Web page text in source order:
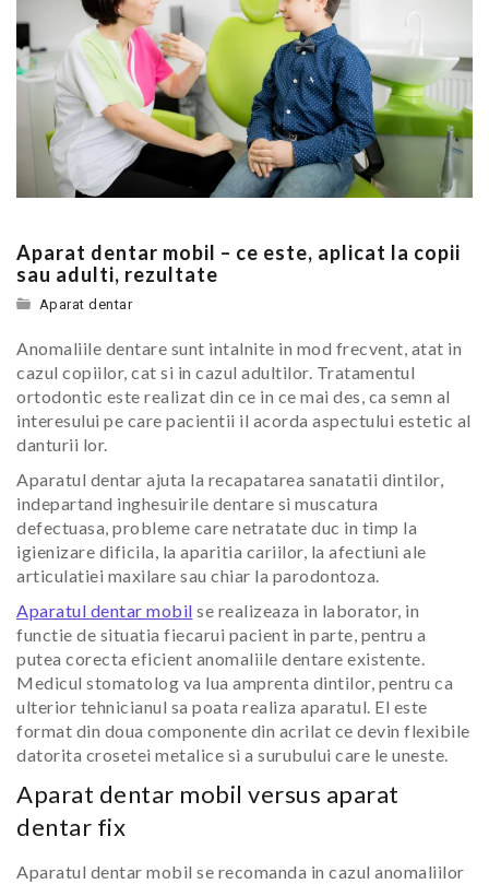
Aparat dentar mobil – ce este, aplicat la copii
sau adulti, rezultate
Aparat dentar
Anomaliile dentare sunt intalnite in mod frecvent, atat in
cazul copiilor, cat si in cazul adultilor. Tratamentul
ortodontic este realizat din ce in ce mai des, ca semn al
interesului pe care pacientii il acorda aspectului estetic al
danturii lor.
Aparatul dentar ajuta la recapatarea sanatatii dintilor,
indepartand inghesuirile dentare si muscatura
defectuasa, probleme care netratate duc in timp la
igienizare dificila, la aparitia cariilor, la afectiuni ale
articulatiei maxilare sau chiar la parodontoza.
Aparatul dentar mobil se realizeaza in laborator, in
functie de situatia fiecarui pacient in parte, pentru a
putea corecta eficient anomaliile dentare existente.
Medicul stomatolog va lua amprenta dintilor, pentru ca
ulterior tehnicianul sa poata realiza aparatul. El este
format din doua componente din acrilat ce devin flexibile
datorita crosetei metalice si a surubului care le uneste.
Aparat dentar mobil versus aparat
dentar fix
Aparatul dentar mobil se recomanda in cazul anomaliilor